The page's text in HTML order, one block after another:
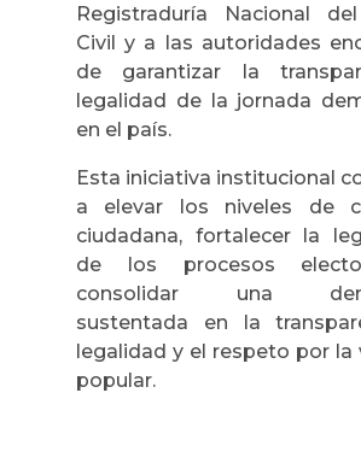
Registraduría Nacional
Civil y a las autoridades
de garantizar la
legalidad de la jornada
en el país.
Esta iniciativa institucional
a elevar los niveles de
ciudadana, fortalecer la
de los procesos
consolidar una
sustentada en la
legalidad y el respeto por la
popular.